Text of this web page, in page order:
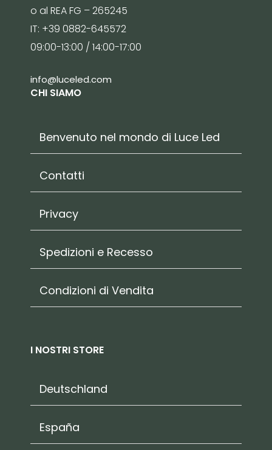
o al REA FG – 265245
IT: +39 0882-645572
09:00-13:00 / 14:00-17:00
info@luceled.com
CHI SIAMO
Benvenuto nel mondo di Luce Led
Contatti
Privacy
Spedizioni e Recesso
Condizioni di Vendita
I NOSTRI STORE
Deutschland
España